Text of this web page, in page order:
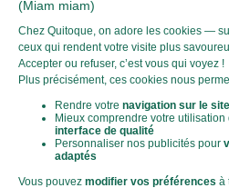
Le Score Carbone
Qu’est-ce que le score carbone ?
C'est un logo qui vous permet de
carbone de chaque plat et de faire
toujours aussi gourmands. Plus